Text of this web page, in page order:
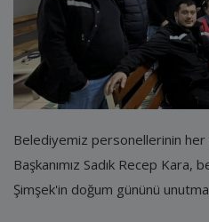
İletişim
Giriş
Kayıt
Belediyemiz personellerinin her
Başkanımız Sadık Recep
Şimşek'in doğum gününü